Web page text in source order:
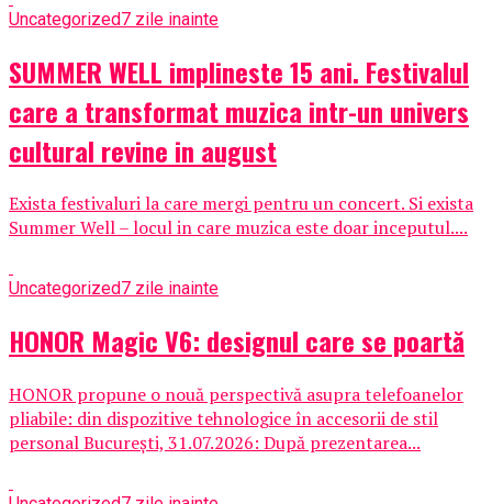
Uncategorized7 zile inainte
SUMMER WELL implineste 15 ani. Festivalul
care a transformat muzica intr-un univers
cultural revine in august
Exista festivaluri la care mergi pentru un concert. Si exista
Summer Well – locul in care muzica este doar inceputul....
Uncategorized7 zile inainte
HONOR Magic V6: designul care se poartă
HONOR propune o nouă perspectivă asupra telefoanelor
pliabile: din dispozitive tehnologice în accesorii de stil
personal București, 31.07.2026: După prezentarea...